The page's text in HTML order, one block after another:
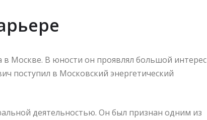
в Москве. В юности он проявлял большой интерес
поступил в Московский энергетический
деятельностью. Он был признан одним из